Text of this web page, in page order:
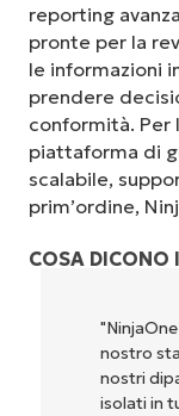
reporting
pronte per la
le informazioni
prendere
conformità. Per
piattaforma di
scalabile,
prim’ordine,
COSA DICONO
nostro
nostri
isolati in